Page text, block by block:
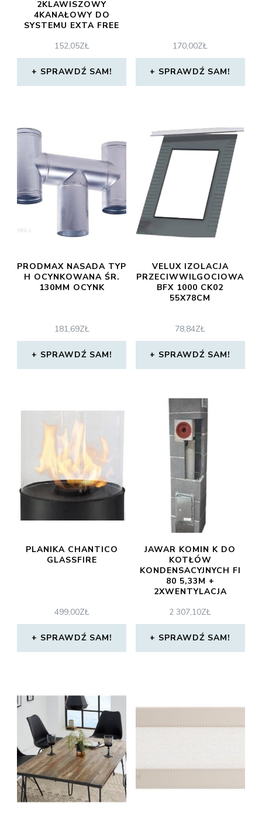
2KLAWISZOWY
4KANAŁOWY DO
SYSTEMU EXTA FREE
12DEF2KRL
152,05ZŁ
SPRAWDŹ SAM!
170,00ZŁ
SPRAWDŹ SAM!
PRODMAX NASADA TYP
H OCYNKOWANA ŚR.
130MM OCYNK
181,69ZŁ
SPRAWDŹ SAM!
VELUX IZOLACJA
PRZECIWWILGOCIOWA
BFX 1000 CK02
55X78CM
78,84ZŁ
SPRAWDŹ SAM!
PLANIKA CHANTICO
GLASSFIRE
499,00ZŁ
SPRAWDŹ SAM!
JAWAR KOMIN K DO
KOTŁÓW
KONDENSACYJNYCH FI
80 5,33M +
2XWENTYLACJA
2 307,10ZŁ
SPRAWDŹ SAM!